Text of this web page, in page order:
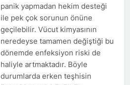
panik yapmadan hekim desteği
ile pek çok sorunun önüne
geçilebilir. Vücut kimyasının
neredeyse tamamen değiştiği bu
dönemde enfeksiyon riski de
haliyle artmaktadır. Böyle
durumlarda erken teşhisin